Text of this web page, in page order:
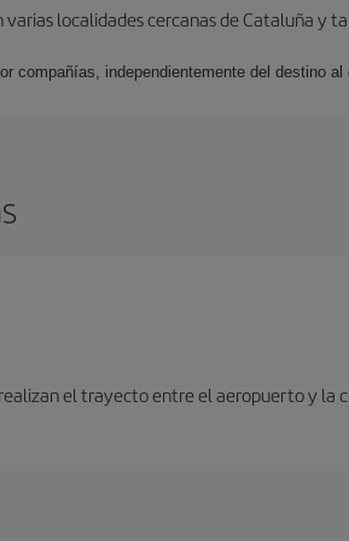
localidades cercanas de Cataluña y
compañías, independientemente del destino al
el trayecto entre el aeropuerto y la